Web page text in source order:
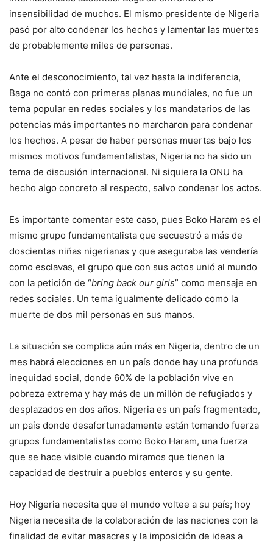
insensibilidad de muchos. El mismo presidente de Nigeria
pasó por alto condenar los hechos y lamentar las muertes
de probablemente miles de personas.
Ante el desconocimiento, tal vez hasta la indiferencia,
Baga no contó con primeras planas mundiales, no fue un
tema popular en redes sociales y los mandatarios de las
potencias más importantes no marcharon para condenar
los hechos. A pesar de haber personas muertas bajo los
mismos motivos fundamentalistas, Nigeria no ha sido un
tema de discusión internacional. Ni siquiera la ONU ha
hecho algo concreto al respecto, salvo condenar los actos.
Es importante comentar este caso, pues Boko Haram es el
mismo grupo fundamentalista que secuestró a más de
doscientas niñas nigerianas y que aseguraba las vendería
como esclavas, el grupo que con sus actos unió al mundo
con la petición de “bring back our girls” como mensaje en
redes sociales. Un tema igualmente delicado como la
muerte de dos mil personas en sus manos.
La situación se complica aún más en Nigeria, dentro de un
mes habrá elecciones en un país donde hay una profunda
inequidad social, donde 60% de la población vive en
pobreza extrema y hay más de un millón de refugiados y
desplazados en dos años. Nigeria es un país fragmentado,
un país donde desafortunadamente están tomando fuerza
grupos fundamentalistas como Boko Haram, una fuerza
que se hace visible cuando miramos que tienen la
capacidad de destruir a pueblos enteros y su gente.
Hoy Nigeria necesita que el mundo voltee a su país; hoy
Nigeria necesita de la colaboración de las naciones con la
finalidad de evitar masacres y la imposición de ideas a